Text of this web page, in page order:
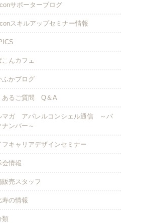
サポーターブログ
スキルアップセミナー情報
こんカフェ
ふかブログ
あるご質問 Q＆A
マガ アパレルコンシェル通信 ～バ
ナンバー～
フキャリアデザインセミナー
会情報
販売スタッフ
寿の情報
類